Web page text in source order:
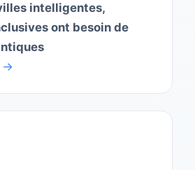
intelligentes,
ont besoin de
→